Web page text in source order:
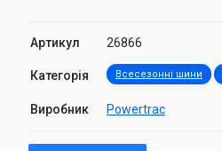
Артикул 26866
Категорія Всесезонні шини
Виробник Powertrac